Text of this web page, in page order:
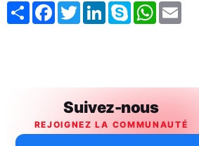
Share FacebookTwitterLinkedInSkype WhatsApp